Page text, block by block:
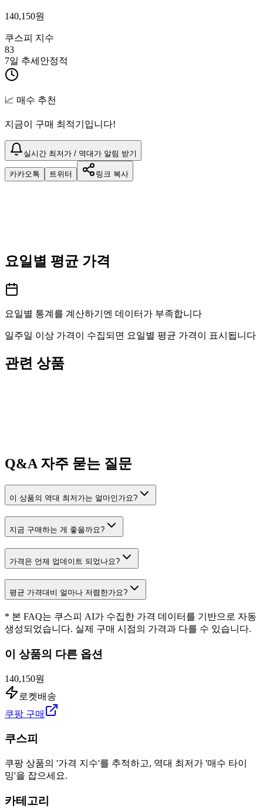
140,150원
쿠스피 지수
83
7일 추세 안정적
📈 매수 추천
지금이 구매 최적기입니다!
실시간 최저가 / 역대가 알림 받기
카카오톡 트위터 링크 복사
요일별 평균 가격
요일별 통계를 계산하기엔 데이터가 부족합니다
일주일 이상 가격이 수집되면 요일별 평균 가격이 표시됩니다
관련 상품
Q&A자주 묻는 질문
이 상품의 역대 최저가는 얼마인가요?
지금 구매하는 게 좋을까요?
가격은 언제 업데이트 되었나요?
평균 가격대비 얼마나 저렴한가요?
* 본 FAQ는 쿠스피 AI가 수집한 가격 데이터를 기반으로 자동
생성되었습니다. 실제 구매 시점의 가격과 다를 수 있습니다.
이 상품의 다른 옵션
140,150원
로켓배송
쿠팡 구매
쿠스피
쿠팡 상품의 '가격 지수'를 추적하고, 역대 최저가 '매수 타이
밍'을 잡으세요.
카테고리